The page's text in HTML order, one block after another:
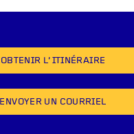
OBTENIR L’ITINÉRAIRE
ENVOYER UN COURRIEL